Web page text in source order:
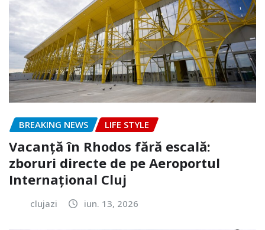
BREAKING NEWS LIFE STYLE
Vacanță în Rhodos fără escală:
zboruri directe de pe Aeroportul
Internațional Cluj
clujazi iun. 13, 2026